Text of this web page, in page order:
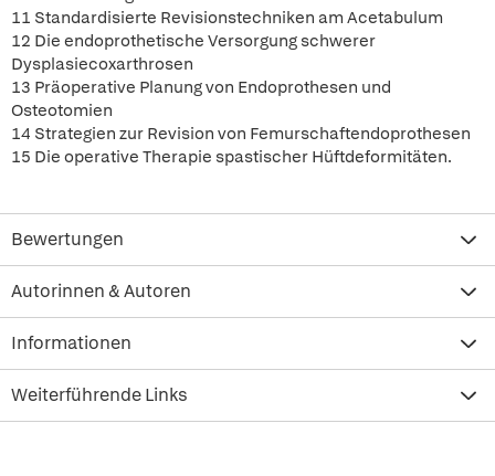
11 Standardisierte Revisionstechniken am Acetabulum
12 Die endoprothetische Versorgung schwerer
Dysplasiecoxarthrosen
13 Präoperative Planung von Endoprothesen und
Osteotomien
14 Strategien zur Revision von Femurschaftendoprothesen
15 Die operative Therapie spastischer Hüftdeformitäten.
Bewertungen
Autorinnen & Autoren
Informationen
Weiterführende Links